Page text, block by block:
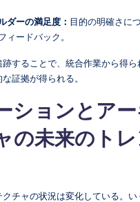
ダーの満足度： 目的の明確さに
ィードバック。
跡することで、統合作業から得ら
証拠が得られる。
ションとアー
の未来のト
クチャの状況は変化している。い